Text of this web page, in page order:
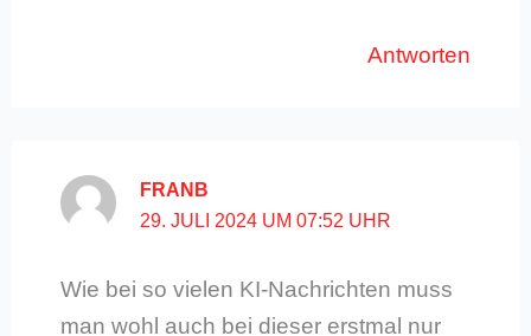
Antworten
FRANB
29. JULI 2024 UM 07:52 UHR
Wie bei so vielen KI-Nachrichten muss
man wohl auch bei dieser erstmal nur